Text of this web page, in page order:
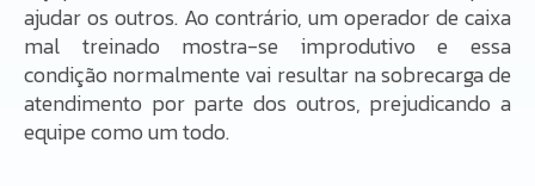
ajudar os outros. Ao contrário, um operador de caixa
mal treinado mostra-se improdutivo e essa
condição normalmente vai resultar na sobrecarga de
atendimento por parte dos outros, prejudicando a
equipe como um todo.